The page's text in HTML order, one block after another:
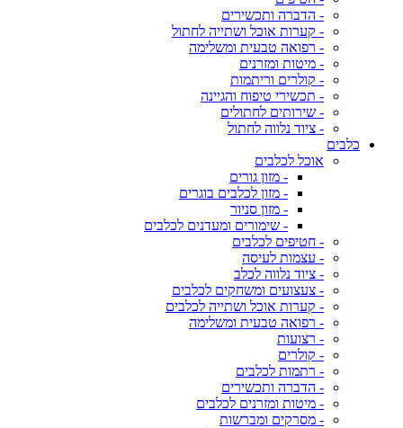
- הדברה ותכשירים
- קערות אוכל ושתייה לחתול
- רפואה טבעית ומשלימה
- מיטות ומזרנים
- קולרים וריתמות
- תכשירי טיפוח והגיינה
- שירותים לחתולים
- ציוד נלווה לחתול
כלבים
אוכל לכלבים
- מזון גורים
- מזון לכלבים בוגרים
- מזון סניור
- שימורים ומעדנים לכלבים
- חטיפים לכלבים
- עצמות לעיסה
- ציוד נלווה לכלב
- צעצועים ומשחקים לכלבים
- קערות אוכל ושתייה לכלבים
- רפואה טבעית ומשלימה
- רצועות
- קולרים
- רתמות לכלבים
- הדברה ותכשירים
- מיטות ומזרנים לכלבים
- מסרקים ומברשות